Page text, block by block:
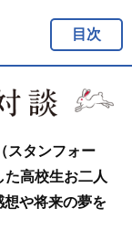
目次
スタンフォー
高校生お二人
想や将来の夢を